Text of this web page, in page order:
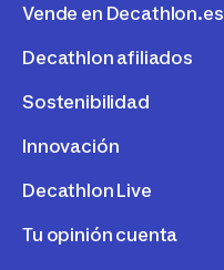
Vende en Decathlon.es
Decathlon afiliados
Sostenibilidad
Innovación
Decathlon Live
Tu opinión cuenta